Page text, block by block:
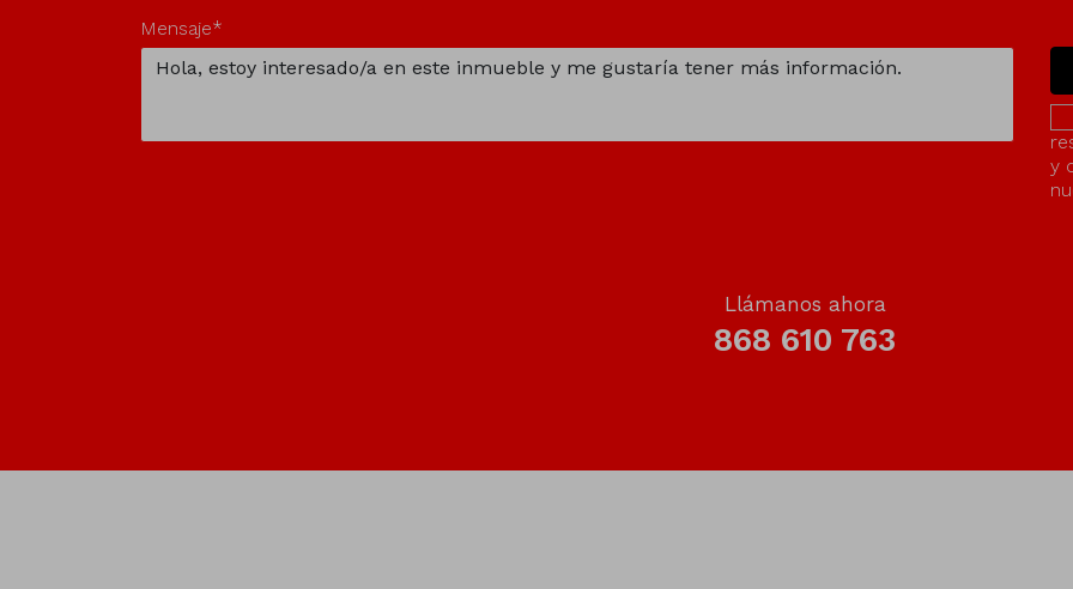
Mensaje*
y
Llámanos ahora
868 610 763